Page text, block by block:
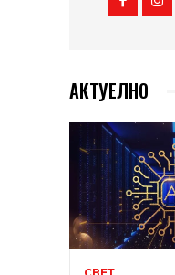
АКТУЕЛНО